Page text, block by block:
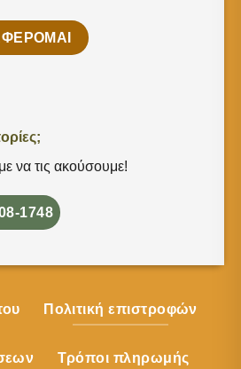
να τις ακούσουμε!
1748
Πολιτική επιστροφών
Τρόποι πληρωμής